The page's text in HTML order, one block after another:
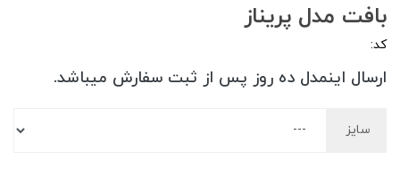
بافت مدل پریناز
کد:
ارسال اینمدل ده روز پس از ثبت سفارش میباشد.
سایز